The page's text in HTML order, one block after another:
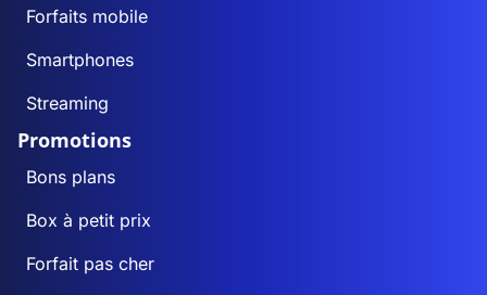
Forfaits mobile
Smartphones
Streaming
Promotions
Bons plans
Box à petit prix
Forfait pas cher